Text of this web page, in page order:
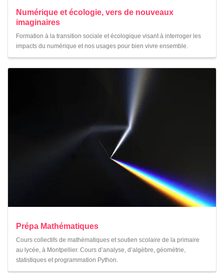
Numérique et écologie, vers de nouveaux
imaginaires
Formation à la transition sociale et écologique visant à interroger les
impacts du numérique et nos usages pour bien vivre ensemble.
Prépa Mathématiques
Cours collectifs de mathématiques et soutien scolaire de la primaire
au lycée, à Montpellier. Cours d’analyse, d’algèbre, géométrie,
statistiques et programmation Python.